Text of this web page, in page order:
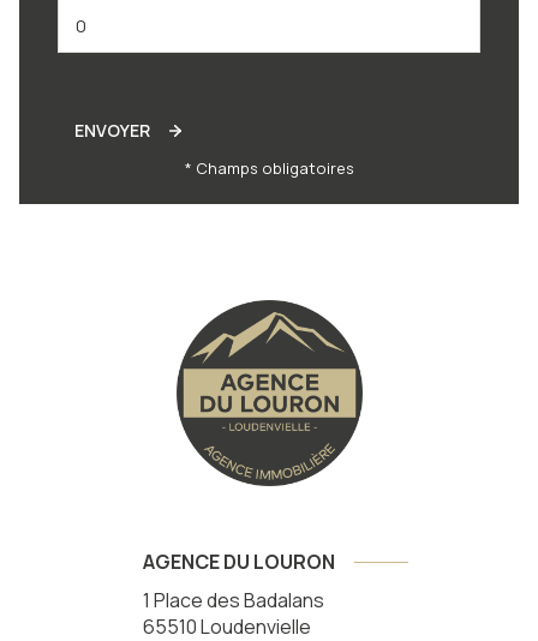
ENVOYER
* Champs obligatoires
AGENCE DU LOURON
1 Place des Badalans
65510Loudenvielle